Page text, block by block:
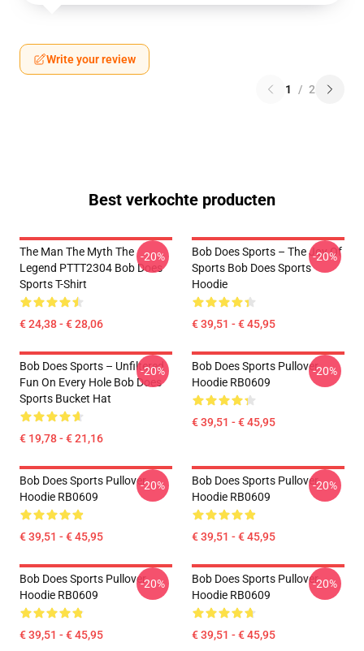
Write your review
1 / 2
Best verkochte producten
The Man The Myth The
Legend PTTT2304 Bob Does
Sports T-Shirt
€ 24,38 - € 28,06
-20%
Bob Does Sports – The Joy Of
Sports Bob Does Sports
Hoodie
€ 39,51 - € 45,95
-20%
Bob Does Sports – Unfiltered
Fun On Every Hole Bob Does
Sports Bucket Hat
€ 19,78 - € 21,16
-20%
Bob Does Sports Pullover
Hoodie RB0609
€ 39,51 - € 45,95
-20%
Bob Does Sports Pullover
Hoodie RB0609
€ 39,51 - € 45,95
-20%
Bob Does Sports Pullover
Hoodie RB0609
€ 39,51 - € 45,95
-20%
Bob Does Sports Pullover
Hoodie RB0609
€ 39,51 - € 45,95
-20%
Bob Does Sports Pullover
Hoodie RB0609
€ 39,51 - € 45,95
-20%